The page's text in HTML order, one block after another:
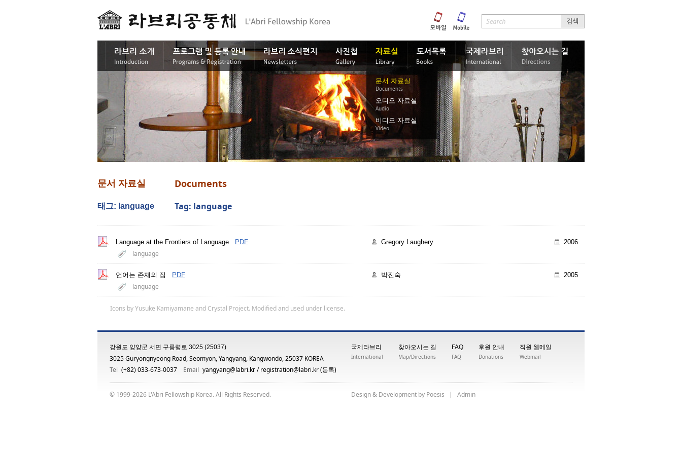
문서 자료실
Documents
오디오 자료실
Audio
비디오 자료실
Video
문서 자료실
태그: language
Documents
Tag: language
Language at the Frontiers of Language PDF Gregory Laughery 2006
language
언어는 존재의 집 PDF 박진숙 2005
language
Icons byYusuke Kamiyamane and Crystal Project. Modified and used under license.
강원도 양양군 서면 구룡령로 3025 (25037)
3025 Guryongnyeong Road, Seomyon, Yangyang, Kangwondo, 25037 KOREA
Tel (+82) 033-673-0037 Email yangyang@labri.kr/registration@labri.kr(등록)
국제라브리
International
찾아오시는 길
Map/Directions
FAQ
FAQ
후원 안내
Donations
직원 웹메일
Webmail
© 1999-2026 L'Abri Fellowship Korea. All Rights Reserved. nimdA
|
siseoP
yb tnempoleveD & ngiseD